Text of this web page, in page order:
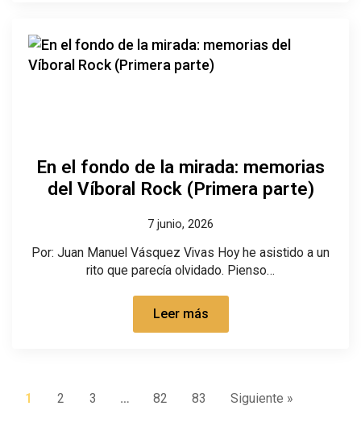
En el fondo de la mirada: memorias
del Víboral Rock (Primera parte)
7 junio, 2026
Por: Juan Manuel Vásquez Vivas Hoy he asistido a un
rito que parecía olvidado. Pienso…
Leer más
1 2 3 … 82 83 Siguiente »